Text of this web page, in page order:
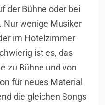
der Bühne oder bei
Nur wenige Musiker
im Hotelzimmer
ist es, das
zu Bühne und von
für neues Material
die gleichen Songs